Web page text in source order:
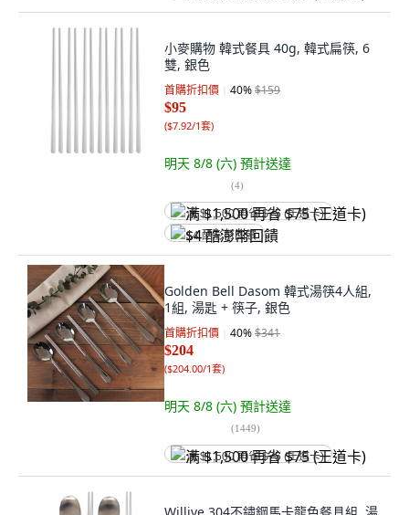
小麥購物 韓式餐具 40g, 韓式扁筷, 6
雙, 銀色
首購折扣價 40%$159
$95
($7.92/1套)
明天 8/8 (六) 預計送達
(4)
满 $1,500 再省 $75 (王道卡)
$4 酷澎幣回饋
Golden Bell Dasom 韓式湯筷4人組,
1組, 湯匙 + 筷子, 銀色
首購折扣價 40%$341
$204
($204.00/1套)
明天 8/8 (六) 預計送達
(1449)
满 $1,500 再省 $75 (王道卡)